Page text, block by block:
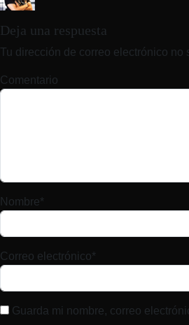
Deja una respuesta
Tu dirección de correo electrónico no
Comentario
Nombre*
Correo electrónico*
Guarda mi nombre, correo